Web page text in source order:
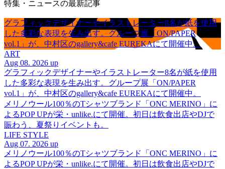
特集・ニュースの最新記事
グラフィックデザイナーやイラストレーター8名が紙を使用
した多彩な表現を生み出す。グループ展「ON/PAPER
vol.1」が、中村区のgallery&cafe EUREKAにて開催中。
ART
Aug 08. 2026 up
グラフィックデザイナーやイラストレーター8名が紙を使用
した多彩な表現を生み出す。グループ展「ON/PAPER
vol.1」が、中村区のgallery&cafe EUREKAにて開催中。
メリノウール100％のTシャツブランド「ONC MERINO」に
よるPOP UPが栄・unlike.にて開催。初日は飲食出店やDJで
賑わう、夏祭りイベントも。
LIFE STYLE
Aug 07. 2026 up
メリノウール100％のTシャツブランド「ONC MERINO」に
よるPOP UPが栄・unlike.にて開催。初日は飲食出店やDJで